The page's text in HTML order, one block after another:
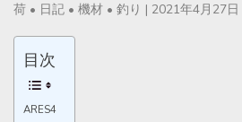
荷 • 日記 • 機材 • 釣り | 2021年4月27日
目次
ARES4